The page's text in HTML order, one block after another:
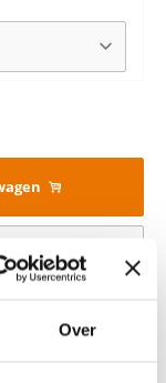
Over